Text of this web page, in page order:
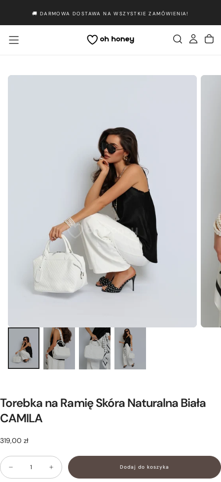
🚚 DARMOWA DOSTAWA NA WSZYSTKIE ZAMÓWIENIA!
Torebka na Ramię Skóra Naturalna Biała
CAMILA
319,00
Cena
319,00 zł
Ilość
Zmniejsz
ilość
Zwiększ
ilość
Dodaj do koszyka